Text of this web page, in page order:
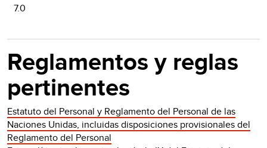
7.0
Reglamentos y reglas
pertinentes
Estatuto del Personal y Reglamento del Personal de las
Naciones Unidas, incluidas disposiciones provisionales del
Reglamento del Personal